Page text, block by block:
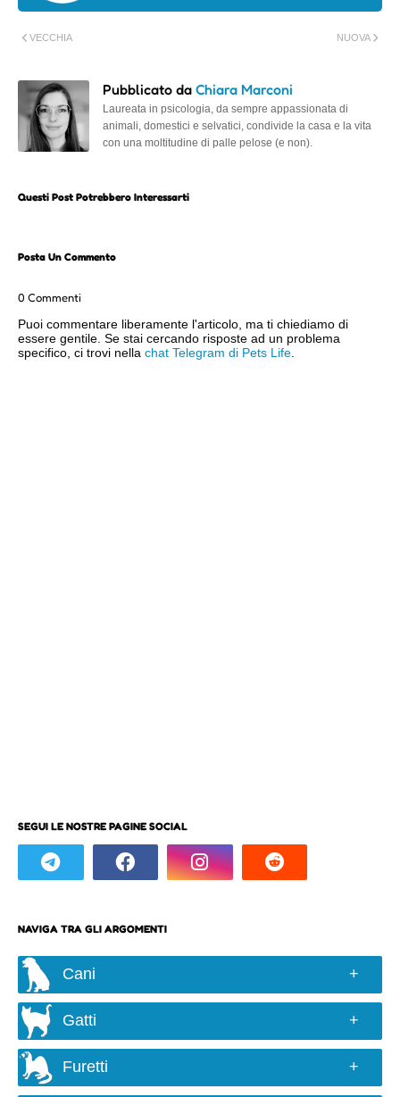
NUOVA
VECCHIA
Pubblicato da Chiara Marconi
Laureata in psicologia, da sempre appassionata di
animali, domestici e selvatici, condivide la casa e la vita
con una moltitudine di palle pelose (e non).
Questi Post Potrebbero Interessarti
Posta Un Commento
0 Commenti
Puoi commentare liberamente l'articolo, ma ti chiediamo di
essere gentile. Se stai cercando risposte ad un problema
specifico, ci trovi nella chat Telegram di Pets Life
SEGUI LE NOSTRE PAGINE SOCIAL
NAVIGA TRA GLI ARGOMENTI
Cani
Razze e taglie
Scelta del cane
Alimentazione
Comportamento ed educazione
Gatti
Razze
Colori e genetica
Furetti